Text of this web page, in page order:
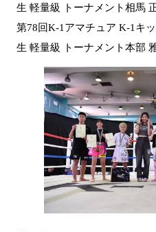
生 軽量級 トーナメント相馬
第78回K-1アマチュア K-1キ
生 軽量級 トーナメント本部